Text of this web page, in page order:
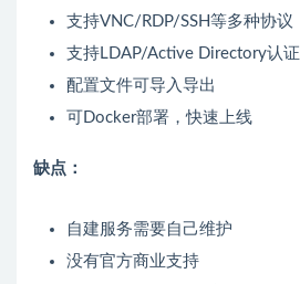
支持VNC/RDP/SSH等多种协议
支持LDAP/Active Directory认证
配置文件可导入导出
可Docker部署，快速上线
缺点：
自建服务需要自己维护
没有官方商业支持